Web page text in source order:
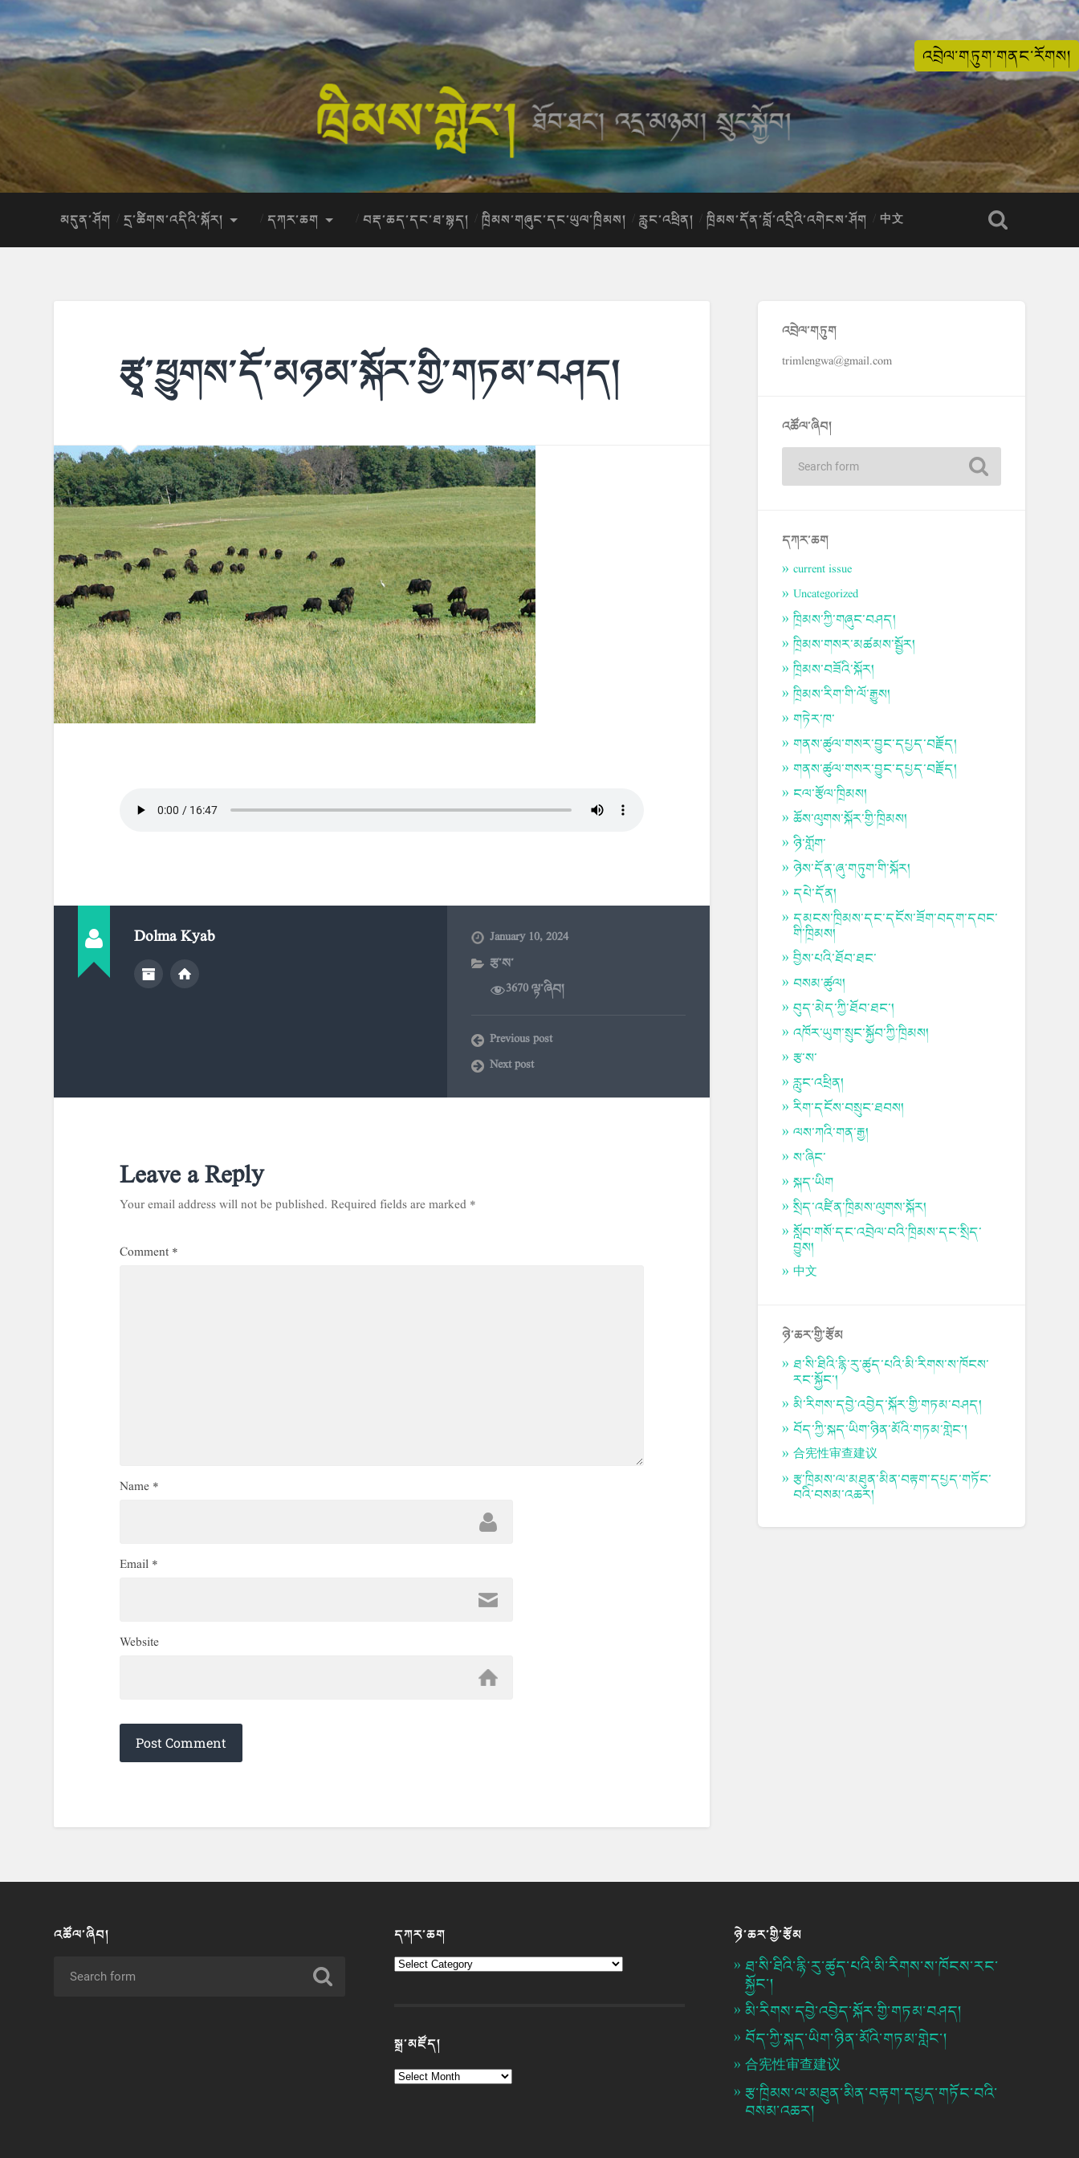
འབྲེལ་གཏུག་གནང་རོགས།
མདུན་ཤོག དྲ་ཚིགས་འདིའི་སྐོར། དཀར་ཆག བརྡ་ཆད་དང་ཐ་སྙད། ཁྲིམས་གཞུང་དང་ཡུལ་ཁྲིམས། རླུང་འཕྲིན། ཁྲིམས་དོན་བློ་འདྲིའི་འགེངས་ཤོག 中文
རྩྭ་ཕྱུགས་དོ་མཉམ་སྐོར་གྱི་གཏམ་བཤད།
Dolma Kyab
January 10, 2024
རྩ་ས་
3670 ལྟ་ཞིབ།
Previous post
Next post
Leave a Reply
Your email address will not be published.Required fields are marked*
Comment*
Name*
Email*
Website
འབྲེལ་གཏུག
trimlengwa@gmail.com
འཚོལ་ཞིབ།
དཀར་ཆག
current issue
Uncategorized
ཁྲིམས་ཀྱི་གཞུང་བཤད།
ཁྲིམས་གསར་མཚམས་སྦྱོར།
ཁྲིམས་བཟོའི་སྐོར།
ཁྲིམས་རིག་གི་ལོ་རྒྱུས།
གཏེར་ཁ་
གནས་ཚུལ་གསར་བྱུང་དཔྱད་བརྗོད།
གནས་ཚུལ་གསར་བྱུང་དཔྱད་བརྗོད།
ངལ་རྩོལ་ཁྲིམས།
ཆོས་ལུགས་སྐོར་གྱི་ཁྲིམས།
ཉི་གློག་
ཉེས་དོན་ཞུ་གཏུག་གི་སྐོར།
དཔེ་དོན།
དམངས་ཁྲིམས་དང་དངོས་ཟོག་བདག་དབང་
གི་ཁྲིམས།
བྱིས་པའི་ཐོབ་ཐང་
བསམ་ཚུལ།
བུད་མེད་ཀྱི་ཐོབ་ཐང་།
འཁོར་ཡུག་སྲུང་སྐྱོབ་ཀྱི་ཁྲིམས།
རྩ་ས་
རླུང་འཕྲིན།
རིག་དངོས་བསྲུང་ཐབས།
ལས་ཀའི་གན་རྒྱ།
ས་ཞིང་
སྐད་ཡིག
སྲིད་འཛིན་ཁྲིམས་ལུགས་སྐོར།
སློབ་གསོ་དང་འབྲེལ་བའི་ཁྲིམས་དང་སྲིད་
བྱུས།
中文
ཉེ་ཆར་གྱི་རྩོམ
ཐ་སི་ཐིའི་རྙི་རུ་ཚུད་པའི་མི་རིགས་ས་ཁོངས་
རང་སྐྱོང་།
མི་རིགས་དབྱེ་འབྱེད་སྐོར་གྱི་གཏམ་བཤད།
བོད་ཀྱི་སྐད་ཡིག་ཉིན་མོའི་གཏམ་གླེང་།
合宪性审查建议
རྩ་ཁྲིམས་ལ་མཐུན་མིན་བརྟག་དཔྱད་གཏོང་
བའི་བསམ་འཆར།
འཚོལ་ཞིབ། དཀར་ཆག
སྒྲ་མཛོད།
ཉེ་ཆར་གྱི་རྩོམ
ཐ་སི་ཐིའི་རྙི་རུ་ཚུད་པའི་མི་རིགས་ས་ཁོངས་རང་
སྐྱོང་།
མི་རིགས་དབྱེ་འབྱེད་སྐོར་གྱི་གཏམ་བཤད།
བོད་ཀྱི་སྐད་ཡིག་ཉིན་མོའི་གཏམ་གླེང་།
合宪性审查建议
རྩ་ཁྲིམས་ལ་མཐུན་མིན་བརྟག་དཔྱད་གཏོང་བའི་
བསམ་འཆར།